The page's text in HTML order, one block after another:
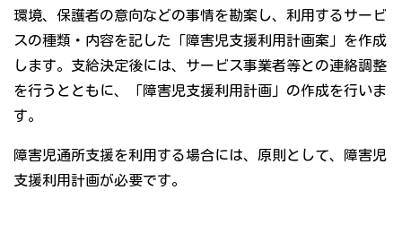
環境、保護者の意向などの事情を勘案し、利用するサービ
スの種類・内容を記した「障害児支援利用計画案」を作成
します。支給決定後には、サービス事業者等との連絡調整
を行うとともに、「障害児支援利用計画」の作成を行いま
す。
障害児通所支援を利用する場合には、原則として、障害児
支援利用計画が必要です。